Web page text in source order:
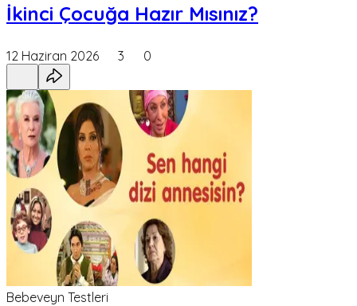
İkinci Çocuğa Hazır Mısınız?
12 Haziran 2026 3 0
Bebeveyn Testleri